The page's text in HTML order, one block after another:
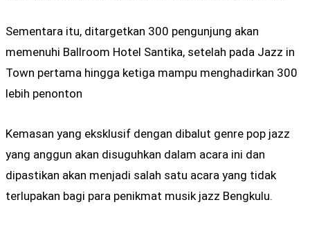
Sementara itu, ditargetkan 300 pengunjung akan
memenuhi Ballroom Hotel Santika, setelah pada Jazz in
Town pertama hingga ketiga mampu menghadirkan 300
lebih penonton
Kemasan yang eksklusif dengan dibalut genre pop jazz
yang anggun akan disuguhkan dalam acara ini dan
dipastikan akan menjadi salah satu acara yang tidak
terlupakan bagi para penikmat musik jazz Bengkulu.